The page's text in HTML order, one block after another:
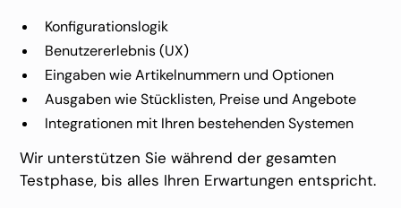
Konfigurationslogik
Benutzererlebnis (UX)
Eingaben wie Artikelnummern und Optionen
Ausgaben wie Stücklisten, Preise und Angebote
Integrationen mit Ihren bestehenden Systemen
Wir unterstützen Sie während der gesamten
Testphase, bis alles Ihren Erwartungen entspricht.